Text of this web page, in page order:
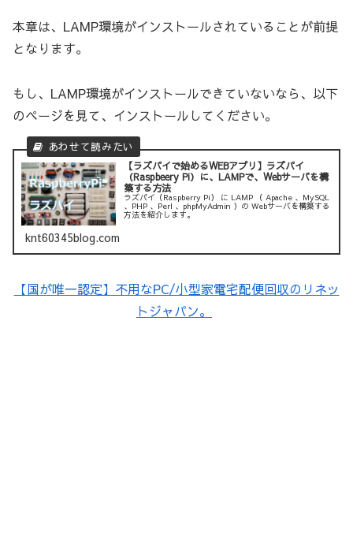
本章は、LAMP環境がインストールされていることが前提
となります。
もし、LAMP環境がインストールできていないなら、以下
のページを見て、インストールしてください。
【ラズパイで始めるWEBアプリ】ラズパイ
（Raspbeery Pi）に、LAMPで、Webサーバを構
築する方法
ラズパイ（Raspberry Pi） に LAMP （ Apache 、MySQL
、PHP 、Perl 、phpMyAdmin ）の Webサーバを構築する
方法を紹介します。
knt60345blog.com
【国が唯一認定】不用なPC/小型家電宅配便回収のリネッ
トジャパン。